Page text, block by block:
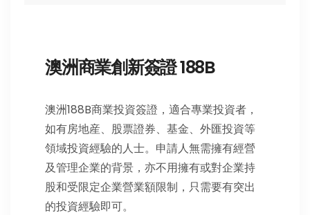
澳洲商業創新簽證 188B
澳洲188B商業投資簽證，適合專業投資者，
如有房地産、股票證券、基金、外匯投資等
領域投資經驗的人士。申請人無需擁有經營
及管理企業的背景，亦不用擁有或對企業持
股和受限定企業營業額限制，只需要有突出
的投資經驗即可。